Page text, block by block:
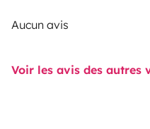
Aucun avis
Voir les avis des autres